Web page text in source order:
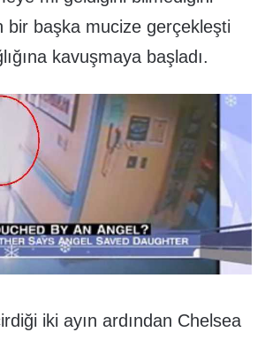
bir başka mucize gerçekleşti
kavuşmaya başladı.
iki ayın ardından Chelsea